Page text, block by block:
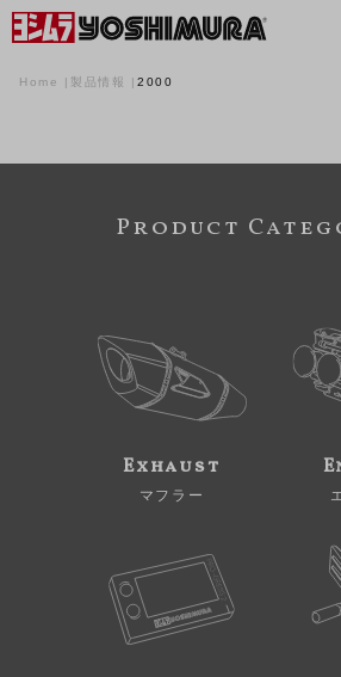
Home 製品情報 2000
Product
Exhaust
マフラー